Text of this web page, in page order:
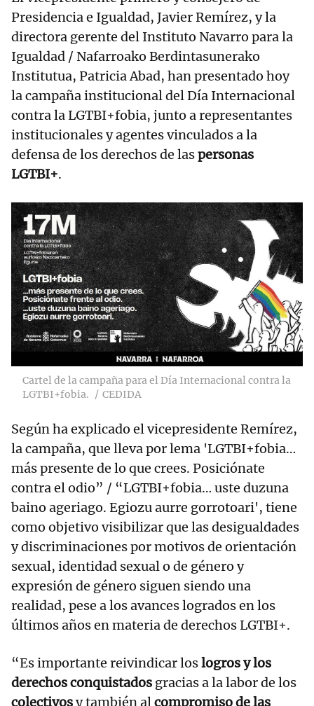
Presidencia e Igualdad, Javier Remírez, y la
directora gerente del Instituto Navarro para la
Igualdad / Nafarroako Berdintasunerako
Institutua, Patricia Abad, han presentado hoy
la campaña institucional del Día Internacional
contra la LGTBI+fobia, junto a representantes
institucionales y agentes vinculados a la
defensa de los derechos de laspersonas
LGTBI+.
Cartel de la campaña para el Día Internacional contra la
LGTBI+fobia.
CEDIDA
Según ha explicado el vicepresidente Remírez,
la campaña, que lleva por lema 'LGTBI+fobia…
más presente de lo que crees. Posiciónate
contra el odio” / “LGTBI+fobia… uste duzuna
baino ageriago. Egiozu aurre gorrotoari', tiene
como objetivo visibilizar que las desigualdades
y discriminaciones por motivos de orientación
sexual, identidad sexual o de género y
expresión de género siguen siendo una
realidad, pese a los avances logrados en los
últimos años en materia de derechos LGTBI+.
“Es importante reivindicar loslogros y los
derechos conquistados gracias a la labor de los
colectivosy también al compromiso de las